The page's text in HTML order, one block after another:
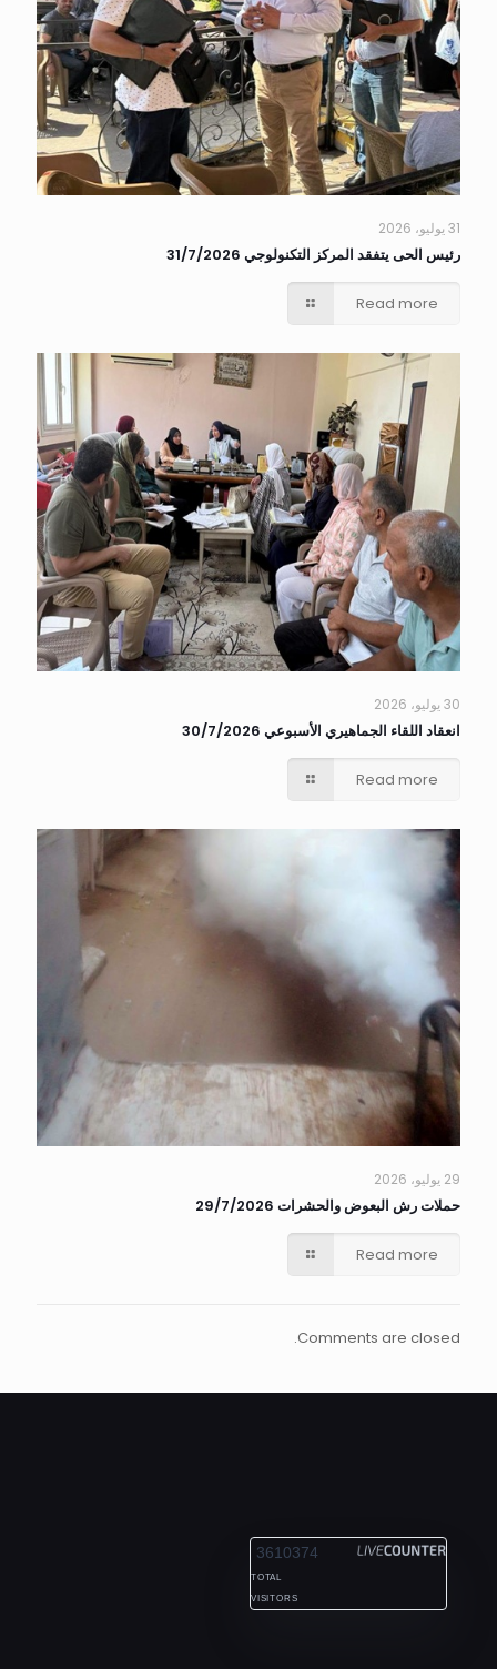
31 يوليو، 2026
رئيس الحى يتفقد المركز التكنولوجي 31/7/2026
Read more
30 يوليو، 2026
انعقاد اللقاء الجماهيري الأسبوعي 30/7/2026
Read more
29 يوليو، 2026
حملات رش البعوض والحشرات 29/7/2026
Read more
Comments are closed.
3610374
TOTAL
VISITORS